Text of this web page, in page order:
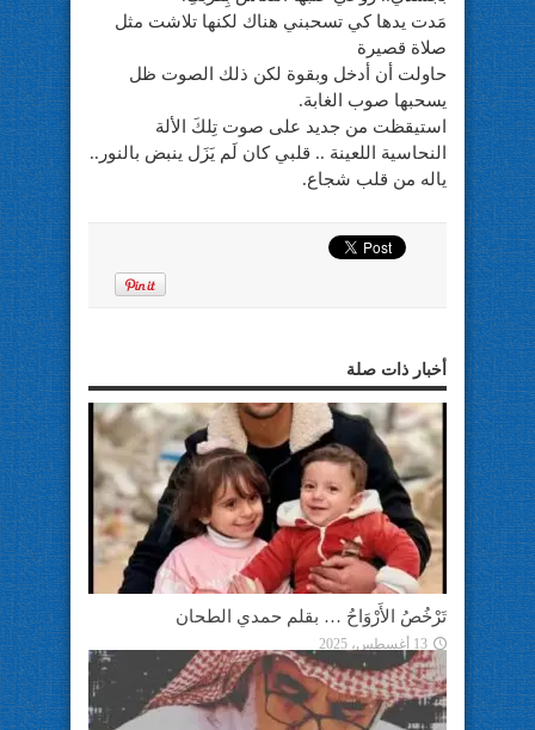
مَدت يدها كي تسحبني هناك لكنها تلاشت مثل
صلاة قصيرة
حاولت أن أدخل وبقوة لكن ذلك الصوت ظل
يسحبها صوب الغابة.
استيقظت من جديد على صوت تِلكَ الألة
النحاسية اللعينة .. قلبي كان لَم يَزَل ينبض بالنور..
ياله من قلب شجاع.
أخبار ذات صلة
تَرْخُصُ الأَرْوَاحُ … بقلم حمدي الطحان
13 أغسطس، 2025